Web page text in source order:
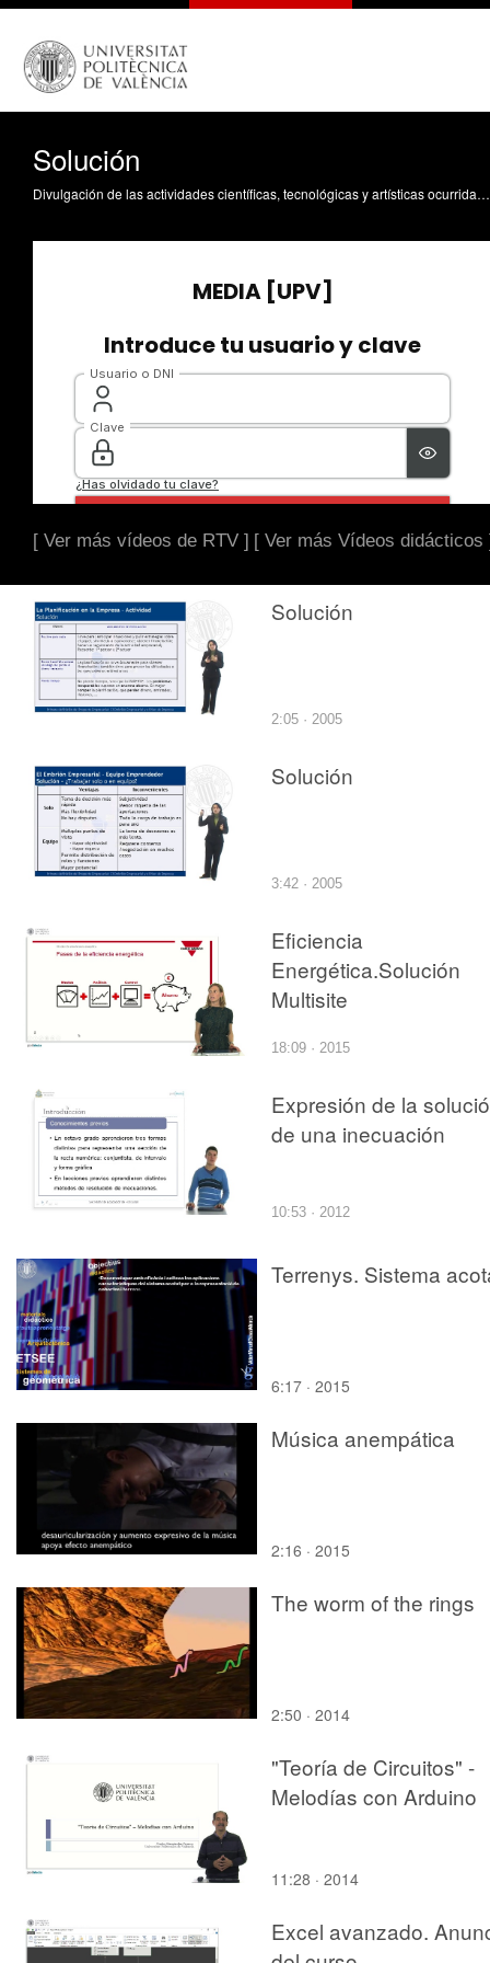
Solución
Divulgación de las actividades científicas, tecnológicas y artísticas ocurridas en los tres campus de la UPV
[ Ver más vídeos de RTV ] [ Ver más Vídeos didácticos
Solución
2:05 · 2005
Solución
3:42 · 2005
Eficiencia
Energética.Solución
Multisite
18:09 · 2015
Expresión de la
de una inecuación
10:53 · 2012
Terrenys. Sistema
6:17 · 2015
Música anempática
2:16 · 2015
The worm of the rings
2:50 · 2014
"Teoría de Circuitos" -
Melodías con Arduino
11:28 · 2014
Excel avanzado.